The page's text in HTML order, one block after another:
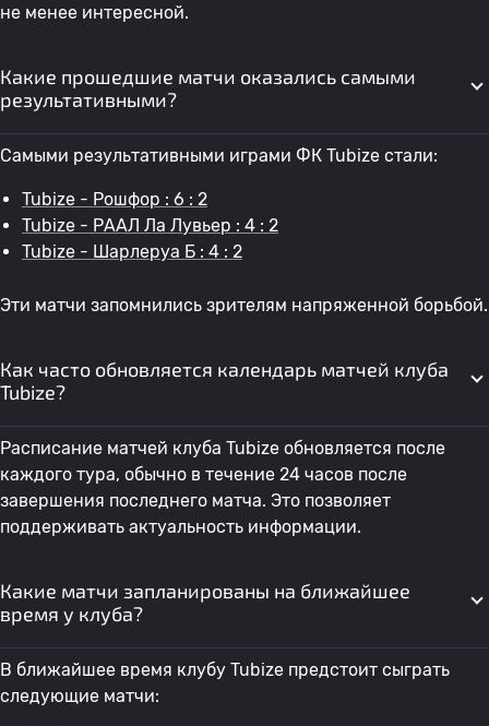
не менее интересной.
Какие прошедшие матчи оказались самыми
результативными?
Самыми результативными играми ФК Tubize стали:
Tubize - Рошфор : 6 : 2
Tubize - РААЛ Ла Лувьер : 4 : 2
Tubize - Шарлеруа Б : 4 : 2
Эти матчи запомнились зрителям напряженной борьбой.
Как часто обновляется календарь матчей клуба
Tubize?
Расписание матчей клуба Tubize обновляется после
каждого тура, обычно в течение 24 часов после
завершения последнего матча. Это позволяет
поддерживать актуальность информации.
Какие матчи запланированы на ближайшее
время у клуба?
В ближайшее время клубу Tubize предстоит сыграть
следующие матчи: